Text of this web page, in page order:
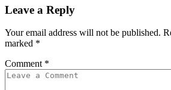
Leave a Reply
Your email address will not be published.
marked *
Comment *